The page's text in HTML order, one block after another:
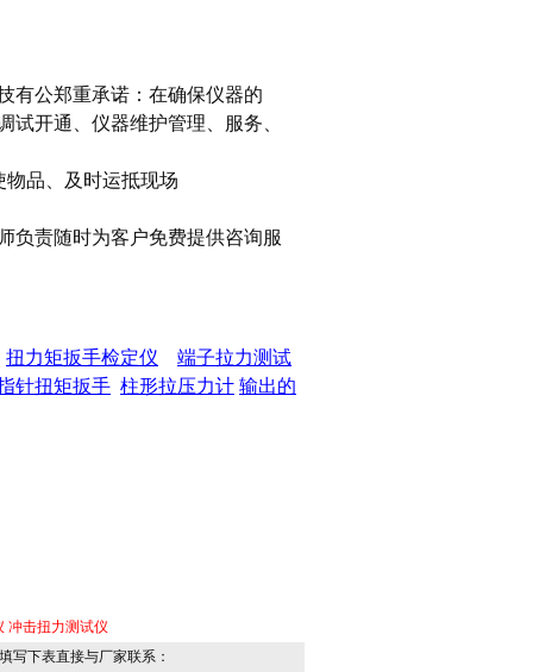
有公郑重承诺：在确保仪器的
开通、仪器维护管理、服务、
品、及时运抵现场
负责随时为客户免费提供咨询服
扭力矩扳手检定仪
端子拉力测试
针扭矩扳手 柱形拉压力计 输出的
冲击扭力测试仪
写下表直接与厂家联系：